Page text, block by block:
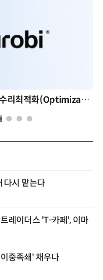
AI 시대의 의사결정을 바꾸는 수리최적화(Optimization): 실제 산업 적용 사례와 활용 전략
다시 맡는다
레이더스 'T-카페', 이마
중족쇄' 채우나